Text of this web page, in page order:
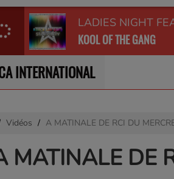
LADIES NIGHT
KOOL OF THE GANG
INTERNATIONAL
Vidéos A MATINALE DE RCI DU
MATINALE DE